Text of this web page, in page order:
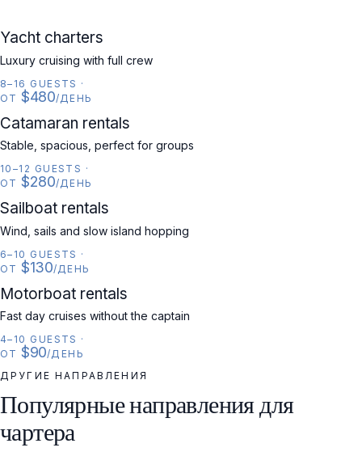
YACHT
Yacht charters
Luxury cruising with full crew
8–16 GUESTS ·
ОТ $480/ДЕНЬ
CATAMARAN
Catamaran rentals
Stable, spacious, perfect for groups
10–12 GUESTS ·
ОТ $280/ДЕНЬ
SAILBOAT
Sailboat rentals
Wind, sails and slow island hopping
6–10 GUESTS ·
ОТ $130/ДЕНЬ
MOTORBOAT
Motorboat rentals
Fast day cruises without the captain
4–10 GUESTS ·
ОТ $90/ДЕНЬ
ДРУГИЕ НАПРАВЛЕНИЯ
Популярные направления для
чартера